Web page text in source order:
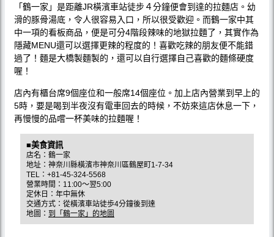
「鶴一家」是距離JR橫濱車站徒步４分鐘便會到達的拉麵店。幼
滑的豚骨湯底，令人很容易入口，所以很受歡迎。而鶴一家中其
中一項的看板商品，便是可分4階段辣味的地獄拉麵了，其實作為
隱藏MENU還可以選擇更辣的程度的！喜歡吃辣的朋友便不能錯
過了！麵是大橋製麵製的，還可以自行選擇自己喜歡的麵條硬度
喔！
店內有櫃台席9個座位和一般席14個座位。加上店內營業到早上的
5時，要是喝到半夜沒有電車回去的時候，不妨來這店休息一下，
再慢慢的品嚐一杯美味的拉麵喔！
■美食資訊
店名：鶴一家
地址：神奈川縣橫濱市神奈川區鶴屋町1-7-34
TEL：+81-45-324-5568
營業時間：11:00～翌5:00
定休日：年中無休
交通方式：從橫濱車站徒歩4分鐘後到達
地圖： 到「鶴一家」的地圖